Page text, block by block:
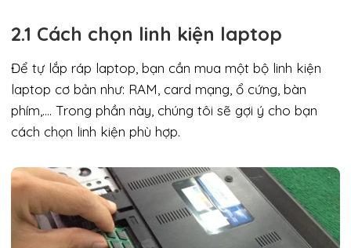
2.1 Cách chọn linh kiện laptop
Để tự lắp ráp laptop, bạn cần mua một bộ linh kiện
laptop cơ bản như: RAM, card mạng, ổ cứng, bàn
phím,…. Trong phần này, chúng tôi sẽ gợi ý cho bạn
cách chọn linh kiện phù hợp.